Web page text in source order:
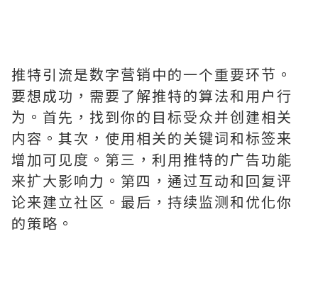
推特引流是数字营销中的一个重要环节。
要想成功，需要了解推特的算法和用户行
为。首先，找到你的目标受众并创建相关
内容。其次，使用相关的关键词和标签来
增加可见度。第三，利用推特的广告功能
来扩大影响力。第四，通过互动和回复评
论来建立社区。最后，持续监测和优化你
的策略。